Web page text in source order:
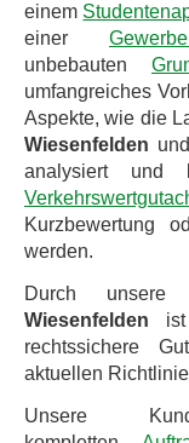
einem
einer
unbebauten
umfangreiches
Aspekte, wie die
Wiesenfelden
analysiert und
Kurzbewertung
werden.
Durch unsere
Wiesenfelden ist
rechtssichere
aktuellen
Unsere